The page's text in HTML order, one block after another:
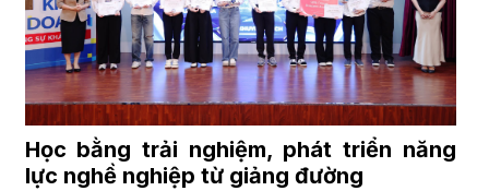
Học bằng trải nghiệm, phát triển năng
lực nghề nghiệp từ giảng đường